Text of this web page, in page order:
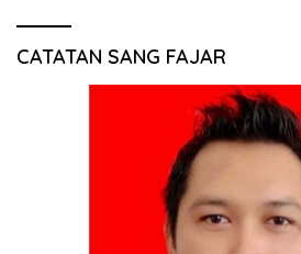
CATATAN SANG FAJAR